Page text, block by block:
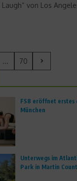
Laugh“ von Los
... 70
FS8 eröffnet erstes
München
Unterwegs im
Park in Martin